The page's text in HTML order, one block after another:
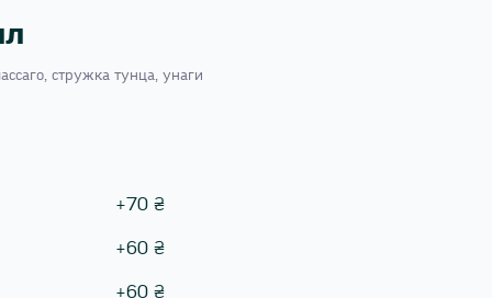
стружка тунца, унаги
+ 70 ₴
+60 ₴
+60 ₴